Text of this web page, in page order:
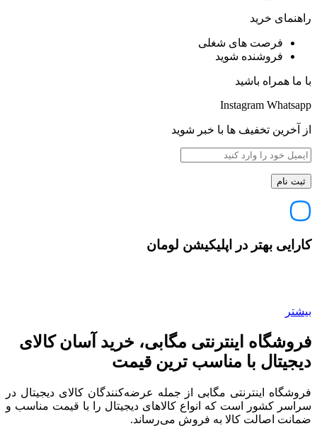
راهنمای خرید
فرصت های شغلی
فروشنده شوید
با ما همراه باشید
Instagram Whatsapp
از آخرین تخفیف ها با خبر شوید
کارایی بهتر در اپلیکیشن لومان
بیشتر
فروشگاه اینترنتی مگابی، خرید آسان کالای
دیجیتال با مناسب ترین قیمت
فروشگاه اینترنتی مگابی از جمله عرضه‌کنندگان کالای دیجیتال در
سراسر کشور است که انواع کالاهای دیجیتال را با قیمت مناسب و
ضمانت اصالت کالا به فروش می‌رساند.